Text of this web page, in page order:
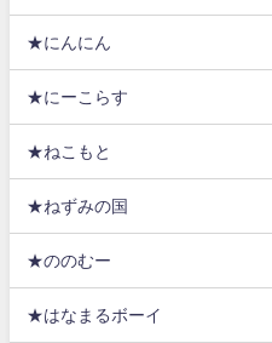
★にんにん
★にーこらす
★ねこもと
★ねずみの国
★ののむー
★はなまるボーイ